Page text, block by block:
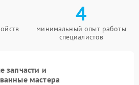
4
минимальный опыт работы
специалистов
запчасти и
мастера